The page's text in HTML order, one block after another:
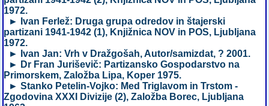
1972.
► Ivan Ferlež: Druga grupa odredov in štajerski
partizani 1941-1942 (1), Knjižnica NOV in POS, Ljubljana
1972.
► Ivan Jan: Vrh v Dražgošah, Autor/samizdat, ? 2001.
► Dr Fran Juriševič: Partizansko Gospodarstvo na
Primorskem, Založba Lipa, Koper 1975.
► Stanko Petelin-Vojko: Med Triglavom in Trstom -
Zgodovina XXXI Divizije (2), Založba Borec, Ljubljana